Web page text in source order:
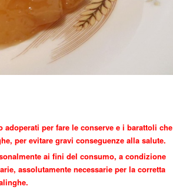
per fare le conserve e i barattoli che
per evitare gravi conseguenze alla salute.
ai fini del consumo, a condizione
assolutamente necessarie per la corretta